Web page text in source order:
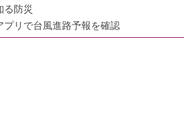
る防災
プリで台風進路予報を確認